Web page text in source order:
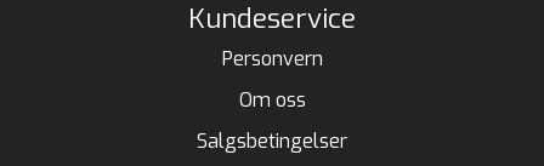
Kundeservice
Personvern
Om oss
Salgsbetingelser